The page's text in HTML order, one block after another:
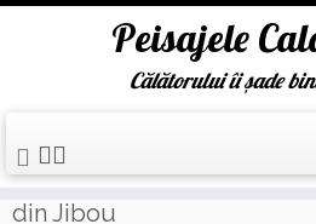
Skip
to
Peisajele
Călătorului îi șade
Prima pagină » Gradina
din Jibou